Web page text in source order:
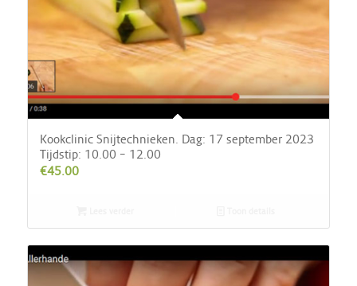
Kookclinic Snijtechnieken. Dag: 17 september 2023
Tijdstip: 10.00 – 12.00
€45.00